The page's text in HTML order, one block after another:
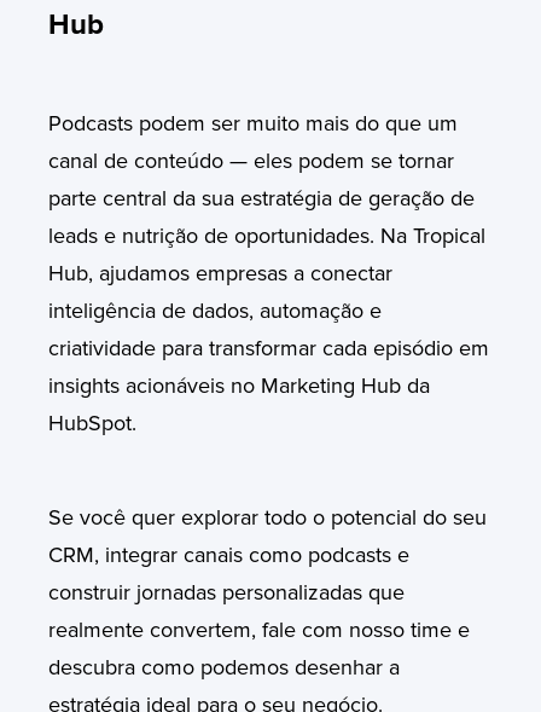
Hub
Podcasts podem ser muito mais do que um
canal de conteúdo — eles podem se tornar
parte central da sua estratégia de geração de
leads e nutrição de oportunidades. Na Tropical
Hub, ajudamos empresas a conectar
inteligência de dados, automação e
criatividade para transformar cada episódio em
insights acionáveis no Marketing Hub da
HubSpot.
Se você quer explorar todo o potencial do seu
CRM, integrar canais como podcasts e
construir jornadas personalizadas que
realmente convertem, fale com nosso time e
descubra como podemos desenhar a
estratégia ideal para o seu negócio.